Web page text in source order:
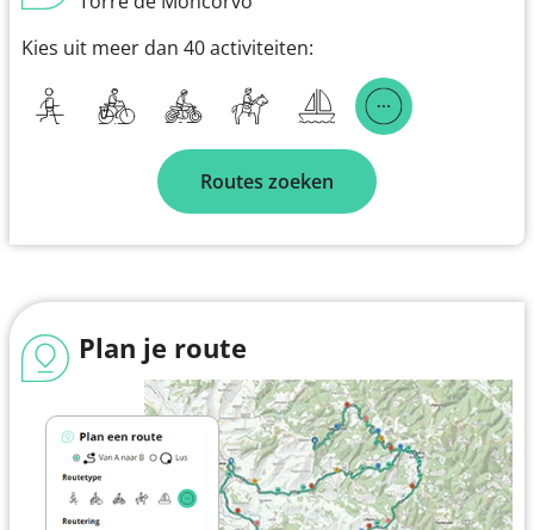
Kies uit meer dan 40 activiteiten:
Routes zoeken
Plan je route